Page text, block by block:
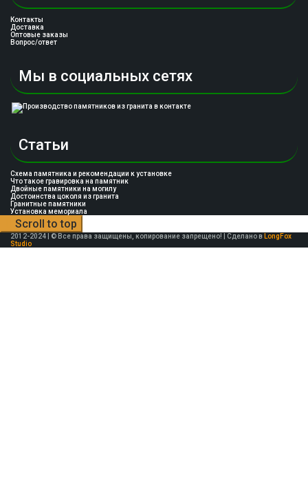
Контакты
Доставка
Оптовые заказы
Вопрос/ответ
Мы в социальных сетях
Статьи
Схема памятника и рекомендации к установке
Что такое гравировка на памятник
Двойные памятники на могилу
Достоинства цоколя из гранита
Гранитные памятники
Установка мемориала
Scroll to top
2012-2024 | © Все права защищены, копирование запрещено! | Сделано в
LongFox
Studio